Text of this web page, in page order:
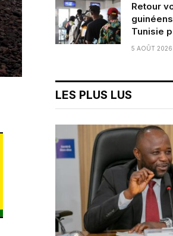
Retour
Tunisie
5 AOÛT 2026
LES PLUS LUS